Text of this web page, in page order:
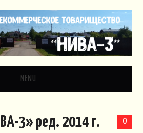
MENU
0
3» ред. 2014 г.